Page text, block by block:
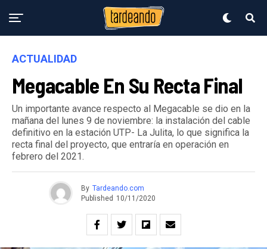
ACTUALIDAD
Megacable En Su Recta Final
Un importante avance respecto al Megacable se dio en la
mañana del lunes 9 de noviembre: la instalación del cable
definitivo en la estación UTP- La Julita, lo que significa la
recta final del proyecto, que entraría en operación en
febrero del 2021.
By Tardeando.com
Published 10/11/2020